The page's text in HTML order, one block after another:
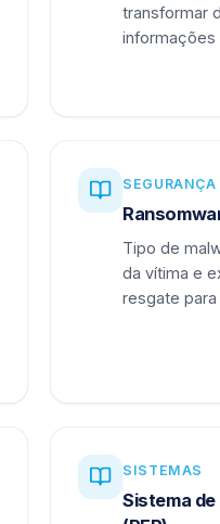
transformar
informações
SEGURANÇA
Tipo de
da vítima e
resgate
SISTEMAS
Sistema